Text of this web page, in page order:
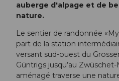
auberge d'alpage et de
nature.
Le sentier de randonnée
part de la station
versant sud-ouest du
Güntrigs jusqu’au
aménagé traverse une